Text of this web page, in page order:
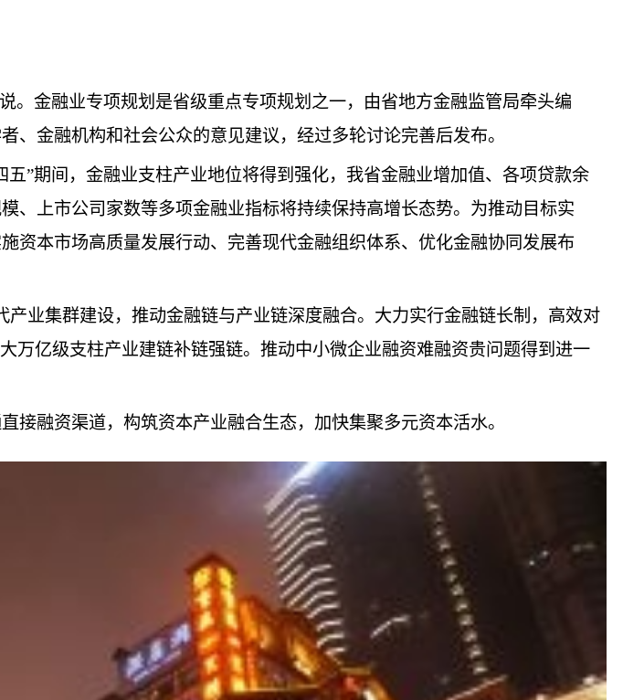
。金融业专项规划是省级重点专项规划之一，由省地方金融监管局牵头编
金融机构和社会公众的意见建议，经过多轮讨论完善后发布。
”期间，金融业支柱产业地位将得到强化，我省金融业增加值、各项贷款余
、上市公司家数等多项金融业指标将持续保持高增长态势。为推动目标实
资本市场高质量发展行动、完善现代金融组织体系、优化金融协同发展布
业集群建设，推动金融链与产业链深度融合。大力实行金融链长制，高效对
万亿级支柱产业建链补链强链。推动中小微企业融资难融资贵问题得到进一
接融资渠道，构筑资本产业融合生态，加快集聚多元资本活水。